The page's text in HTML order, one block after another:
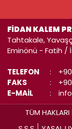
FİDAN KALEM
Tahtakale,
Eminönü - Fatih /
TELEFON :
FAKS
:
E-MAİL
:
TÜM HAKLARI